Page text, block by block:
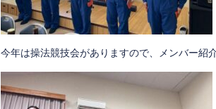
今年は操法競技会がありますので、メンバー紹